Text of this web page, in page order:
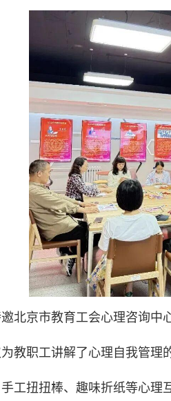
北京市教育工会心理咨询中
教职工讲解了心理自我管理
工扭扭棒、趣味折纸等心理